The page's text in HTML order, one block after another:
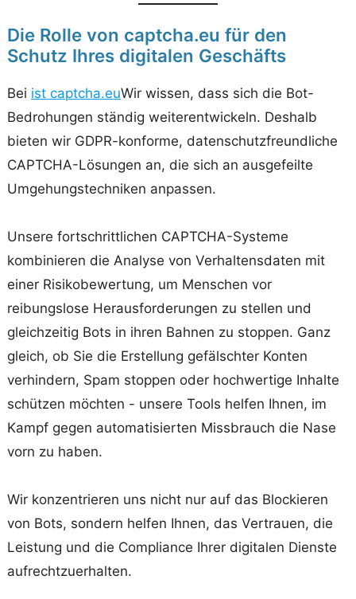
Die Rolle von captcha.eu für den
Schutz Ihres digitalen Geschäfts
Bei ist captcha.euWir wissen, dass sich die Bot-
Bedrohungen ständig weiterentwickeln. Deshalb
bieten wir GDPR-konforme, datenschutzfreundliche
CAPTCHA-Lösungen an, die sich an ausgefeilte
Umgehungstechniken anpassen.
Unsere fortschrittlichen CAPTCHA-Systeme
kombinieren die Analyse von Verhaltensdaten mit
einer Risikobewertung, um Menschen vor
reibungslose Herausforderungen zu stellen und
gleichzeitig Bots in ihren Bahnen zu stoppen. Ganz
gleich, ob Sie die Erstellung gefälschter Konten
verhindern, Spam stoppen oder hochwertige Inhalte
schützen möchten - unsere Tools helfen Ihnen, im
Kampf gegen automatisierten Missbrauch die Nase
vorn zu haben.
Wir konzentrieren uns nicht nur auf das Blockieren
von Bots, sondern helfen Ihnen, das Vertrauen, die
Leistung und die Compliance Ihrer digitalen Dienste
aufrechtzuerhalten.